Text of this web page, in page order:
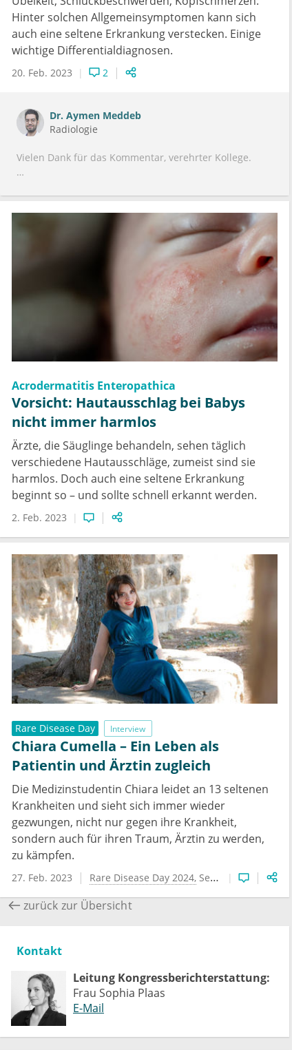
Hinter solchen Allgemeinsymptomen kann sich
auch eine seltene Erkrankung verstecken. Einige
wichtige Differentialdiagnosen.
20. Feb. 2023 2
Dr. Aymen Meddeb
Radiologie
Vielen Dank für das Kommentar, verehrter Kollege.
einfach sind, und der Lob eher an den kompetenten
Zuweiser geht. Die Pointe diesen Beitrags liegt eher
darin, dass unspezifische, persistierende Symptome
auch was schlimmes verbergen können, und dass man
die Patienten nicht immer nach Schema F abarbeiten
soll. Es stimmt, dass die Bildgebung heutezutage
inflationär angewendet wird und dadurch ein
Kostenproblem für das Gesundheitswesen entsteht. Es
ist jedoch notwendig, sich mehr Gedanken zu machen,
und Patienten zur Bildgebung zu schicken, wenn die
Symptome nach 6 Wochen persistieren oder sich
verschlimmern.
Acrodermatitis Enteropathica
Vorsicht: Hautausschlag bei Babys
nicht immer harmlos
Ärzte, die Säuglinge behandeln, sehen täglich
verschiedene Hautausschläge, zumeist sind sie
harmlos. Doch auch eine seltene Erkrankung
beginnt so – und sollte schnell erkannt werden.
2. Feb. 2023
Rare Disease Day Interview
Chiara Cumella – Ein Leben als
Patientin und Ärztin zugleich
Die Medizinstudentin Chiara leidet an 13 seltenen
Krankheiten und sieht sich immer wieder
gezwungen, nicht nur gegen ihre Krankheit,
sondern auch für ihren Traum, Ärztin zu werden,
zu kämpfen.
27. Feb. 2023 Rare Disease Day 2024 Seltene Krankheiten
zurück zur Übersicht
Kontakt
Leitung Kongressberichterstattung:
Frau Sophia Plaas
E-Mail